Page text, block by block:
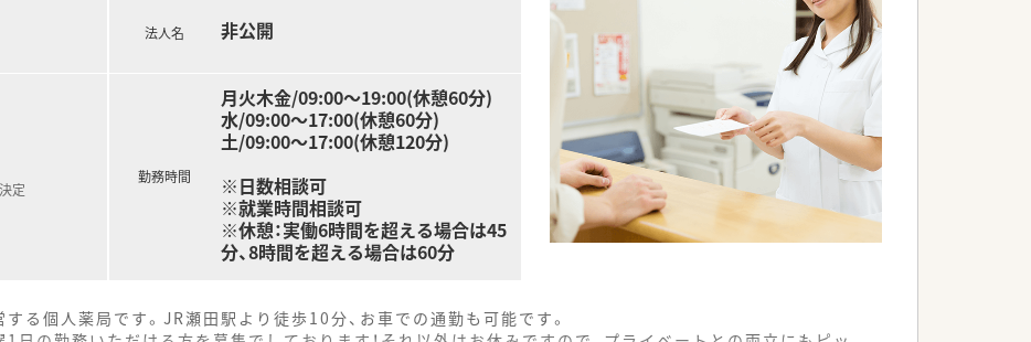
定
法人名 非公開
勤務時間
月火木金/09:00～19:00(休憩60分)
水/09:00～17:00(休憩60分)
土/09:00～17:00(休憩120分)
※日数相談可
※就業時間相談可
※休憩：実働6時間を超える場合は45
分、8時間を超える場合は60分
る個人薬局です。JR瀬田駅より徒歩10分、お車での通勤も可能です。